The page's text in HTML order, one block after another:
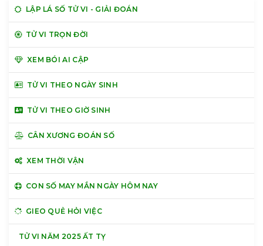
LẬP LÁ SỐ TỬ VI - GIẢI ĐOÁN
TỬ VI TRỌN ĐỜI
XEM BÓI AI CẬP
TỬ VI THEO NGÀY SINH
TỬ VI THEO GIỜ SINH
CÂN XƯƠNG ĐOÁN SỐ
XEM THỜI VẬN
CON SỐ MAY MẮN NGÀY HÔM NAY
GIEO QUẺ HỎI VIỆC
TỬ VI NĂM 2025 ẤT TỴ